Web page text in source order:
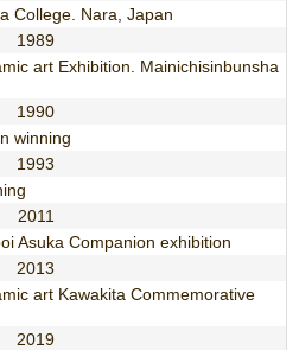
College. Nara, Japan
1989
art Exhibition. Mainichisinbunsha
1990
winning
1993
2011
Asuka Companion exhibition
2013
art Kawakita Commemorative
2019